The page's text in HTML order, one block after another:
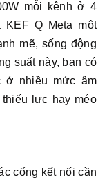
mỗi kênh ở 4
Q Meta một
mẽ, sống động
suất này, bạn có
ở nhiều mức âm
lực hay méo
cổng kết nối cần